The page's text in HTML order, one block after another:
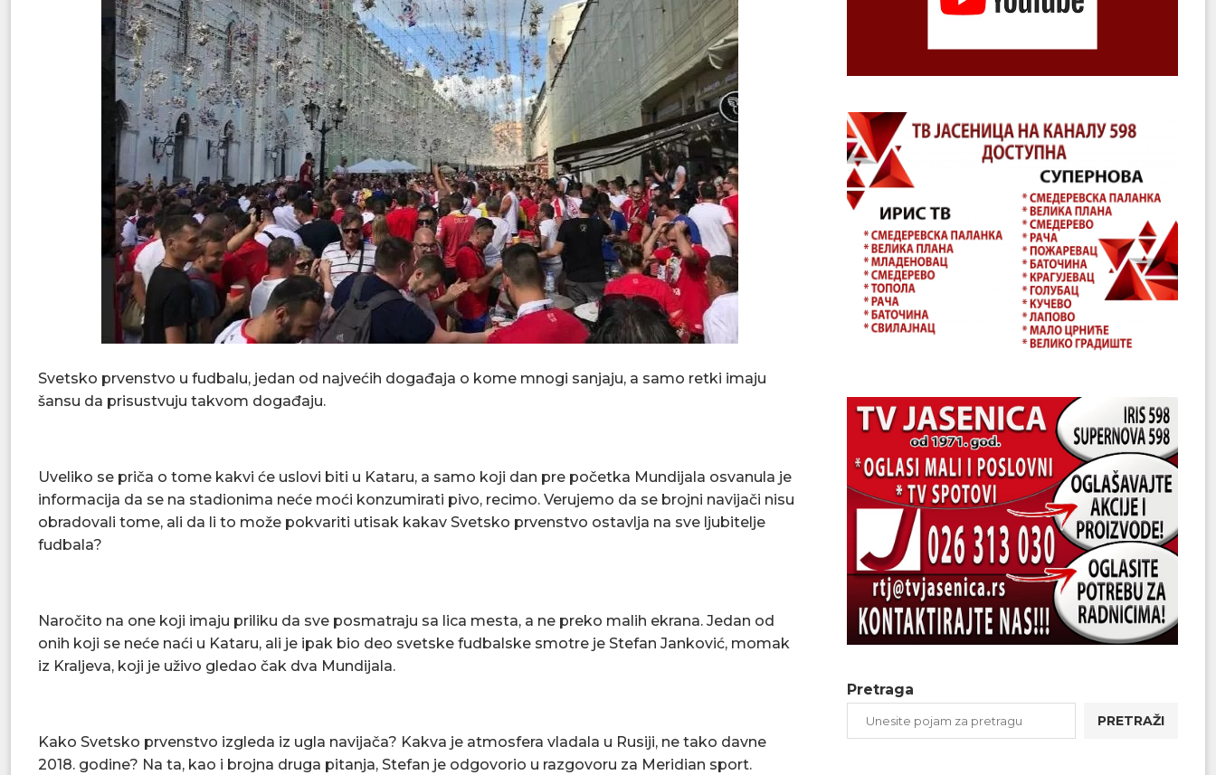
Svetsko prvenstvo u fudbalu, jedan od najvećih događaja o kome mnogi sanjaju, a samo retki imaju
šansu da prisustvuju takvom događaju.
Uveliko se priča o tome kakvi će uslovi biti u Kataru, a samo koji dan pre početka Mundijala osvanula je
informacija da se na stadionima neće moći konzumirati pivo, recimo. Verujemo da se brojni navijači nisu
obradovali tome, ali da li to može pokvariti utisak kakav Svetsko prvenstvo ostavlja na sve ljubitelje
fudbala?
Naročito na one koji imaju priliku da sve posmatraju sa lica mesta, a ne preko malih ekrana. Jedan od
onih koji se neće naći u Kataru, ali je ipak bio deo svetske fudbalske smotre je Stefan Janković, momak
iz Kraljeva, koji je uživo gledao čak dva Mundijala.
Kako Svetsko prvenstvo izgleda iz ugla navijača? Kakva je atmosfera vladala u Rusiji, ne tako davne
2018. godine? Na ta, kao i brojna druga pitanja, Stefan je odgovorio u razgovoru za Meridian sport.
Pretraga
PRETRAŽI